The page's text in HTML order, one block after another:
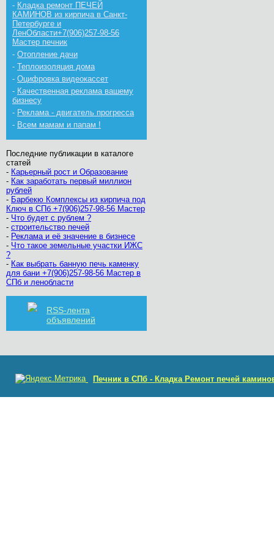
- Кладка ремонт ПЕЧЕЙ
КАМИНОВ из кирпича в Санкт-
Петербурге и
ЛенОбласти+7(906)257-98-56
Мастер печник
- Отопление дачи
- Теплоизоляция дома
- Оцифровка видеокассет
- Качественная реклама вашему
бизнесу
- Реклама - двигатель прогресса
- Всем мамам и папам !
Последние публикации в каталоге
статей
- Карьерный рост и Образование
- Как заработать первый миллион
рублей
- Барбекю Комплексы из кирпича под
Ключ в СПб +7(906)257-98-56 Мастер
- Что будет с рублем ?
- строительство печей
- Реклама и её значение в бизнесе
- Что такое земельные участки ИЖС
?
- Как выбрать банную печь каменку
для бани +7(906)257-98-56 Мастер в
СПб и ленобласти
RSS-лента
объявлений
Печник в СПб - Кладка Ремонт печей